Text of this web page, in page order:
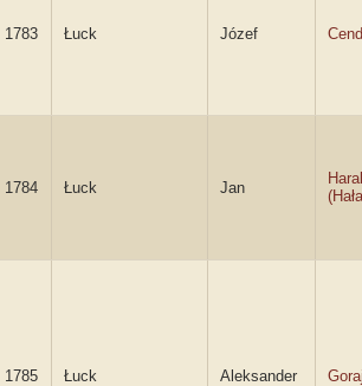
1783 Łuck Józef
1784 Łuck Jan
1785 Łuck Aleksander